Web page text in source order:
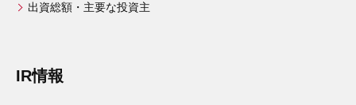
出資総額・主要な投資主
IR情報